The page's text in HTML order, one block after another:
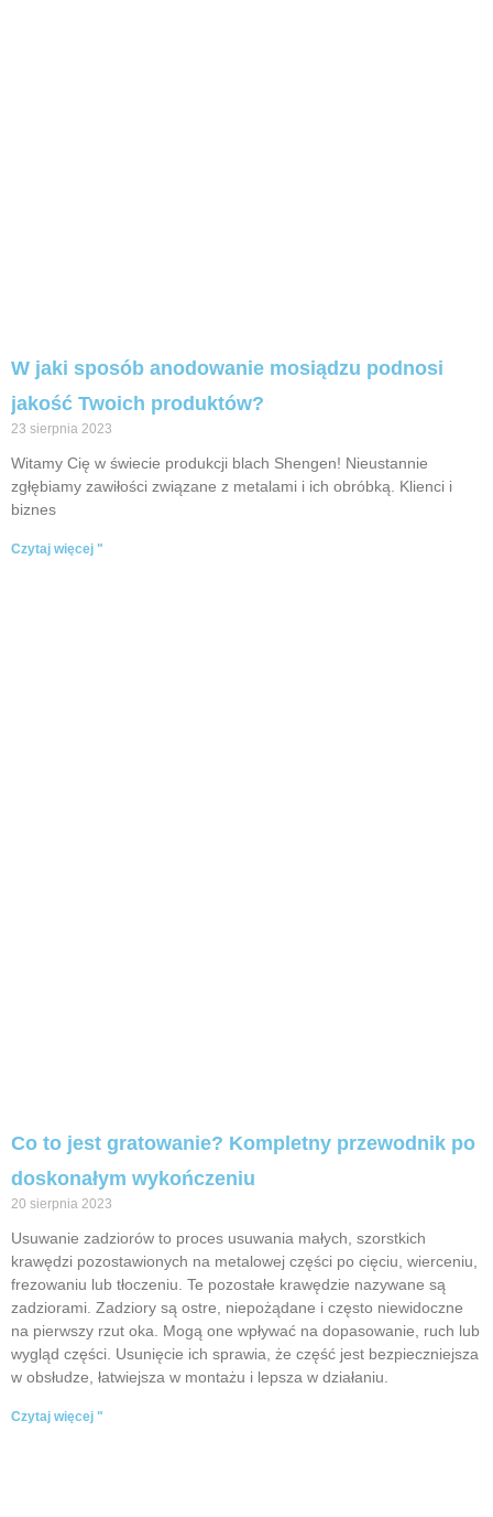
W jaki sposób anodowanie mosiądzu podnosi
jakość Twoich produktów?
23 sierpnia 2023
Witamy Cię w świecie produkcji blach Shengen! Nieustannie
zgłębiamy zawiłości związane z metalami i ich obróbką. Klienci i
biznes
Czytaj więcej "
Co to jest gratowanie? Kompletny przewodnik po
doskonałym wykończeniu
20 sierpnia 2023
Usuwanie zadziorów to proces usuwania małych, szorstkich
krawędzi pozostawionych na metalowej części po cięciu, wierceniu,
frezowaniu lub tłoczeniu. Te pozostałe krawędzie nazywane są
zadziorami. Zadziory są ostre, niepożądane i często niewidoczne
na pierwszy rzut oka. Mogą one wpływać na dopasowanie, ruch lub
wygląd części. Usunięcie ich sprawia, że część jest bezpieczniejsza
w obsłudze, łatwiejsza w montażu i lepsza w działaniu.
Czytaj więcej "